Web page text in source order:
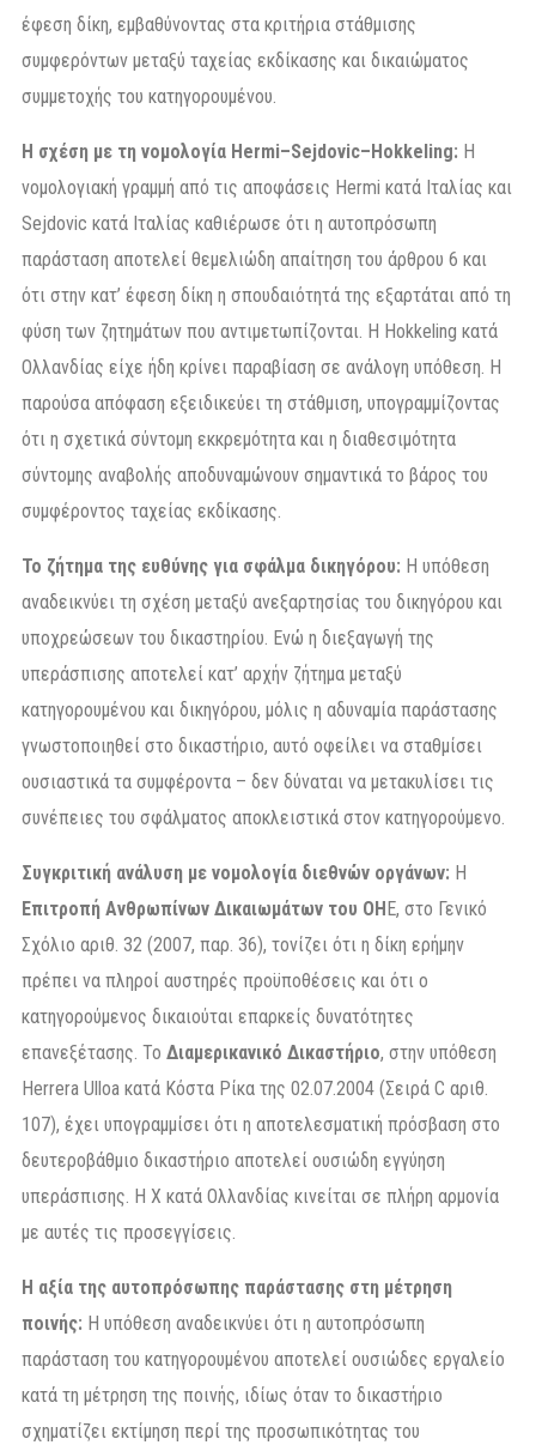
έφεση δίκη, εμβαθύνοντας στα κριτήρια στάθμισης
συμφερόντων μεταξύ ταχείας εκδίκασης και δικαιώματος
συμμετοχής του κατηγορουμένου.
Η σχέση με τη νομολογία Hermi–Sejdovic–Hokkeling: Η
νομολογιακή γραμμή από τις αποφάσεις Hermi κατά Ιταλίας και
Sejdovic κατά Ιταλίας καθιέρωσε ότι η αυτοπρόσωπη
παράσταση αποτελεί θεμελιώδη απαίτηση του άρθρου 6 και
ότι στην κατ’ έφεση δίκη η σπουδαιότητά της εξαρτάται από τη
φύση των ζητημάτων που αντιμετωπίζονται. Η Hokkeling κατά
Ολλανδίας είχε ήδη κρίνει παραβίαση σε ανάλογη υπόθεση. Η
παρούσα απόφαση εξειδικεύει τη στάθμιση, υπογραμμίζοντας
ότι η σχετικά σύντομη εκκρεμότητα και η διαθεσιμότητα
σύντομης αναβολής αποδυναμώνουν σημαντικά το βάρος του
συμφέροντος ταχείας εκδίκασης.
Το ζήτημα της ευθύνης για σφάλμα δικηγόρου: Η υπόθεση
αναδεικνύει τη σχέση μεταξύ ανεξαρτησίας του δικηγόρου και
υποχρεώσεων του δικαστηρίου. Ενώ η διεξαγωγή της
υπεράσπισης αποτελεί κατ’ αρχήν ζήτημα μεταξύ
κατηγορουμένου και δικηγόρου, μόλις η αδυναμία παράστασης
γνωστοποιηθεί στο δικαστήριο, αυτό οφείλει να σταθμίσει
ουσιαστικά τα συμφέροντα – δεν δύναται να μετακυλίσει τις
συνέπειες του σφάλματος αποκλειστικά στον κατηγορούμενο.
Συγκριτική ανάλυση με νομολογία διεθνών οργάνων: Η
Επιτροπή Ανθρωπίνων Δικαιωμάτων του ΟΗ Ε, στο Γενικό
Σχόλιο αριθ. 32 (2007, παρ. 36), τονίζει ότι η δίκη ερήμην
πρέπει να πληροί αυστηρές προϋποθέσεις και ότι ο
κατηγορούμενος δικαιούται επαρκείς δυνατότητες
επανεξέτασης. Το Διαμερικανικό Δικαστήριο, στην υπόθεση
Herrera Ulloa κατά Κόστα Ρίκα της 02.07.2004 (Σειρά C αριθ.
107), έχει υπογραμμίσει ότι η αποτελεσματική πρόσβαση στο
δευτεροβάθμιο δικαστήριο αποτελεί ουσιώδη εγγύηση
υπεράσπισης. Η X κατά Ολλανδίας κινείται σε πλήρη αρμονία
με αυτές τις προσεγγίσεις.
Η αξία της αυτοπρόσωπης παράστασης στη μέτρηση
ποινής: Η υπόθεση αναδεικνύει ότι η αυτοπρόσωπη
παράσταση του κατηγορουμένου αποτελεί ουσιώδες εργαλείο
κατά τη μέτρηση της ποινής, ιδίως όταν το δικαστήριο
σχηματίζει εκτίμηση περί της προσωπικότητας του